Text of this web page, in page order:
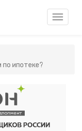
Toggle
по ипотеке?